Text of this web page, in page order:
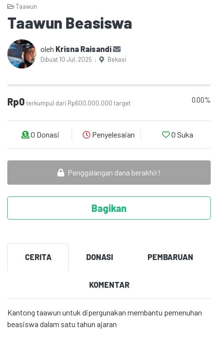
Taawun
Taawun Beasiswa
oleh Krisna Raisandi
Dibuat 10 Jul, 2025 | Bekasi
Rp0 terkumpul dari Rp600.000.000 target 0.00%
0 Donasi Penyelesaian 0 Suka
Penggalangan dana berakhir!
Bagikan
CERITA DONASI PEMBARUAN
KOMENTAR
Kantong taawun untuk dipergunakan membantu pemenuhan
beasiswa dalam satu tahun ajaran